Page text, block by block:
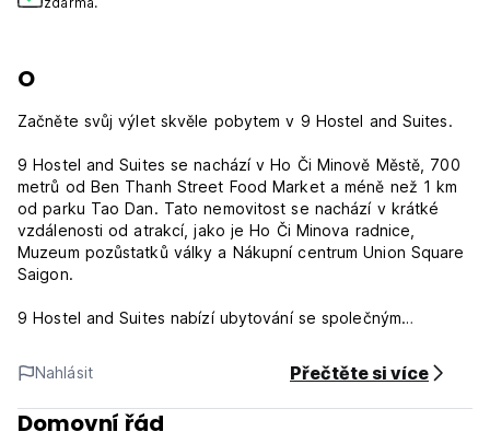
O
Začněte svůj výlet skvěle pobytem v 9 Hostel and Suites.
9 Hostel and Suites se nachází v Ho Či Minově Městě, 700
metrů od Ben Thanh Street Food Market a méně než 1 km
od parku Tao Dan. Tato nemovitost se nachází v krátké
vzdálenosti od atrakcí, jako je Ho Či Minova radnice,
Muzeum pozůstatků války a Nákupní centrum Union Square
Saigon.
9 Hostel and Suites nabízí ubytování se společným
parkoviště pro hosty, kteří přijedou autem. Ubytování také
nabízí 24hodinovou recepci a turistické informace pro
hosty.
Nahlásit Přečtěte si více
Domovní řád